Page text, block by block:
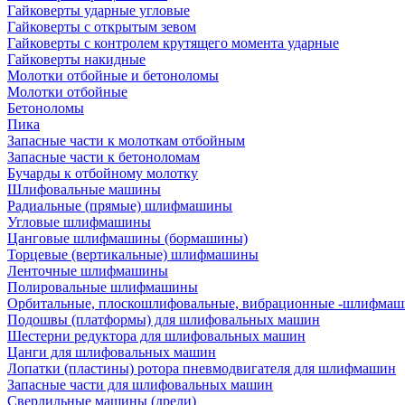
Гайковерты ударные угловые
Гайковерты с открытым зевом
Гайковерты с контролем крутящего момента ударные
Гайковерты накидные
Молотки отбойные и бетоноломы
Молотки отбойные
Бетоноломы
Пика
Запасные части к молоткам отбойным
Запасные части к бетоноломам
Бучарды к отбойному молотку
Шлифовальные машины
Радиальные (прямые) шлифмашины
Угловые шлифмашины
Цанговые шлифмашины (бормашины)
Торцевые (вертикальные) шлифмашины
Ленточные шлифмашины
Полировальные шлифмашины
Орбитальные, плоскошлифовальные, вибрационные -
Подошвы (платформы) для шлифовальных машин
Шестерни редуктора для шлифовальных машин
Цанги для шлифовальных машин
Лопатки (пластины) ротора пневмодвигателя для шлифмашин
Запасные части для шлифовальных машин
Сверлильные машины (дрели)